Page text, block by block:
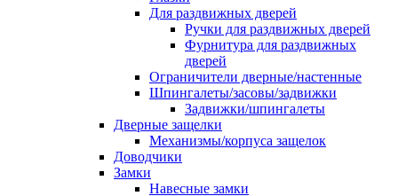
Для раздвижных дверей
Ручки для раздвижных дверей
Фурнитура для раздвижных
дверей
Ограничители дверные/настенные
Шпингалеты/засовы/задвижки
Задвижки/шпингалеты
Дверные защелки
Механизмы/корпуса защелок
Доводчики
Замки
Навесные замки